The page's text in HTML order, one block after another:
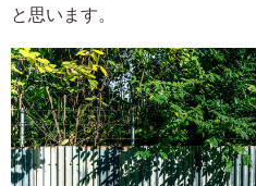
と思います。